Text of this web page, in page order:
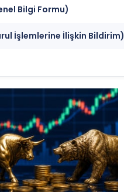
Bilgi Formu)
İşlemlerine İlişkin Bildirim)